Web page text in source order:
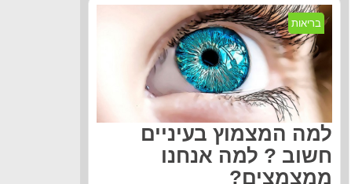
בריאות
למה המצמוץ בעיניים
חשוב ? למה אנחנו
ממצמצים?